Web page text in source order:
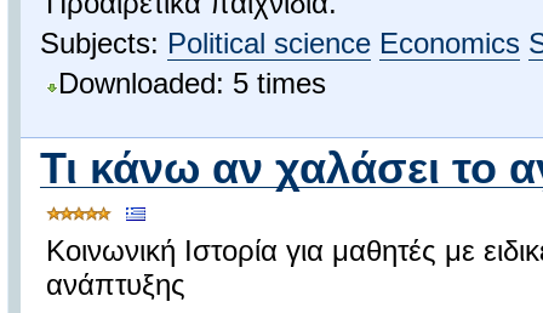
Subjects: Political science Economics
Downloaded: 5 times
Τι κάνω αν χαλάσει το
Κοινωνική Ιστορία για μαθητές με
ανάπτυξης